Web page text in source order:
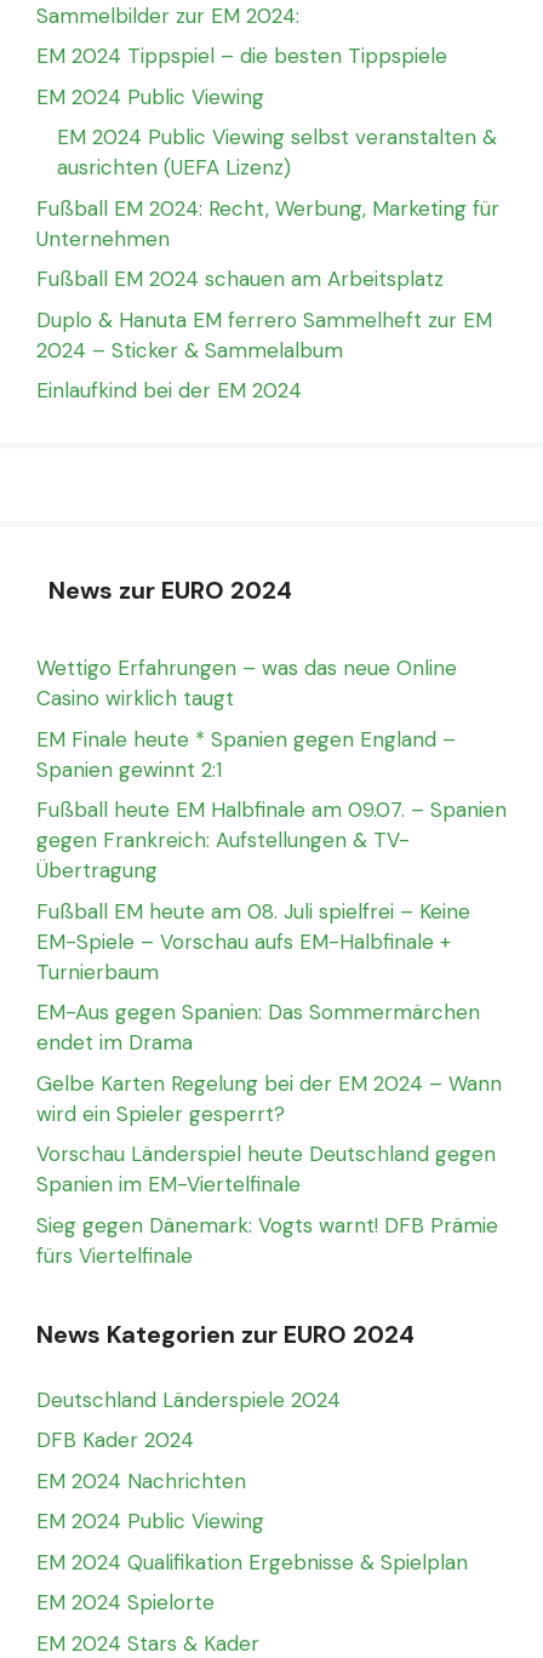
Sammelbilder zur EM 2024:
EM 2024 Tippspiel – die besten Tippspiele
EM 2024 Public Viewing
EM 2024 Public Viewing selbst veranstalten &
ausrichten (UEFA Lizenz)
Fußball EM 2024: Recht, Werbung, Marketing für
Unternehmen
Fußball EM 2024 schauen am Arbeitsplatz
Duplo & Hanuta EM ferrero Sammelheft zur EM
2024 – Sticker & Sammelalbum
Einlaufkind bei der EM 2024
News zur EURO 2024
Wettigo Erfahrungen – was das neue Online
Casino wirklich taugt
EM Finale heute * Spanien gegen England –
Spanien gewinnt 2:1
Fußball heute EM Halbfinale am 09.07. – Spanien
gegen Frankreich: Aufstellungen & TV-
Übertragung
Fußball EM heute am 08. Juli spielfrei – Keine
EM-Spiele – Vorschau aufs EM-Halbfinale +
Turnierbaum
EM-Aus gegen Spanien: Das Sommermärchen
endet im Drama
Gelbe Karten Regelung bei der EM 2024 – Wann
wird ein Spieler gesperrt?
Vorschau Länderspiel heute Deutschland gegen
Spanien im EM-Viertelfinale
Sieg gegen Dänemark: Vogts warnt! DFB Prämie
fürs Viertelfinale
News Kategorien zur EURO 2024
Deutschland Länderspiele 2024
DFB Kader 2024
EM 2024 Nachrichten
EM 2024 Public Viewing
EM 2024 Qualifikation Ergebnisse & Spielplan
EM 2024 Spielorte
EM 2024 Stars & Kader